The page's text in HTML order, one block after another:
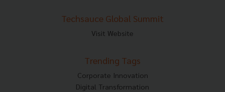
Techsauce Global Summit
Visit Website
Trending Tags
Corporate Innovation
Digital Transformation